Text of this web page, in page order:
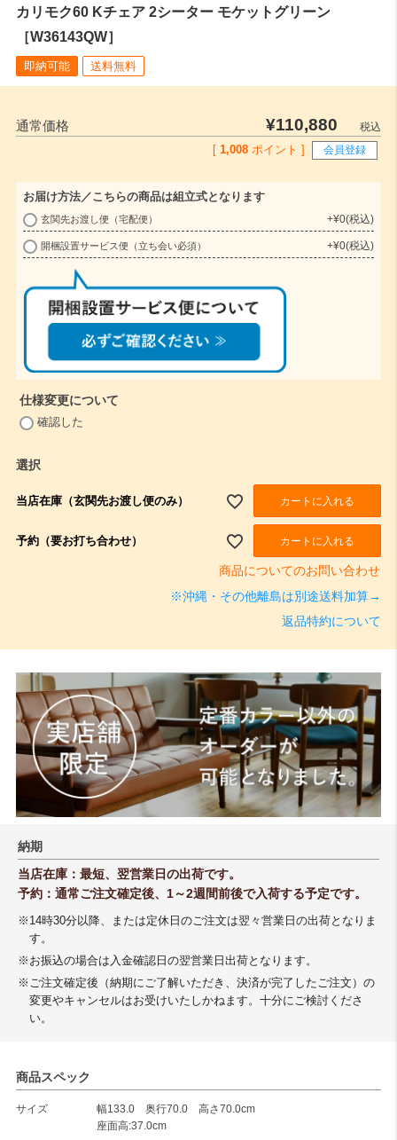
カリモク60 Kチェア 2シーター モケットグリーン
［W36143QW］
即納可能 送料無料
通常価格 ¥110,880
税込
[ 1,008 ポイント ] 会員登録
お届け方法／こちらの商品は組立式となります
)
玄関先お渡し便（宅配便） +¥0 税込
開梱設置サービス便（立ち会い必須） +¥0 税込
仕様変更について
確認した
選択
当店在庫（玄関先お渡し便のみ） カートに入れる
予約（要お打ち合わせ） カートに入れる
商品についてのお問い合わせ
※沖縄・その他離島は別途送料加算→
返品特約について
納期
当店在庫：最短、翌営業日の出荷です。
予約：通常ご注文確定後、1～2週間前後で入荷する予定です。
※14時30分以降、または定休日のご注文は翌々営業日の出荷となりま
す。
※お振込の場合は入金確認日の翌営業日出荷となります。
※ご注文確定後（納期にご了解いただき、決済が完了したご注文）の
変更やキャンセルはお受けいたしかねます。十分にご検討くださ
い。
商品スペック
サイズ
幅133.0 奥行70.0 高さ70.0cm
座面高:37.0cm